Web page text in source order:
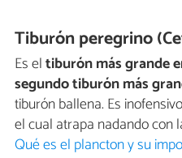
Tiburón peregrino
Es eltiburón más grande
segundo tiburón más
tiburón ballena. Es
el cual atrapa nadando con
Qué es el plancton y su